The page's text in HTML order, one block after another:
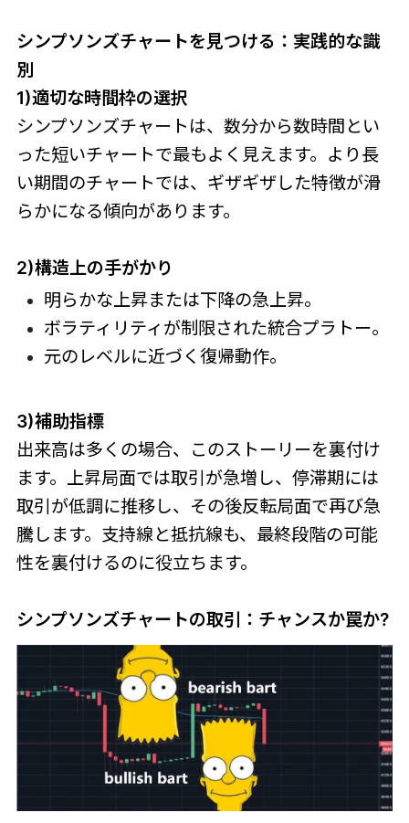
シンプソンズチャートを見つける：実践的な識
別
1)適切な時間枠の選択
シンプソンズチャートは、数分から数時間とい
った短いチャートで最もよく見えます。より長
い期間のチャートでは、ギザギザした特徴が滑
らかになる傾向があります。
2)構造上の手がかり
明らかな上昇または下降の急上昇。
ボラティリティが制限された統合プラトー。
元のレベルに近づく復帰動作。
3)補助指標
出来高は多くの場合、このストーリーを裏付け
ます。上昇局面では取引が急増し、停滞期には
取引が低調に推移し、その後反転局面で再び急
騰します。支持線と抵抗線も、最終段階の可能
性を裏付けるのに役立ちます。
シンプソンズチャートの取引：チャンスか罠か?